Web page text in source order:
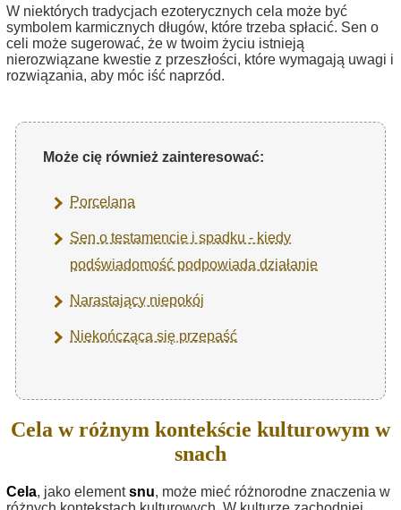
W niektórych tradycjach ezoterycznych cela może być
symbolem karmicznych długów, które trzeba spłacić. Sen o
celi może sugerować, że w twoim życiu istnieją
nierozwiązane kwestie z przeszłości, które wymagają uwagi i
rozwiązania, aby móc iść naprzód.
Może cię również zainteresować:
Porcelana
Sen o testamencie i spadku - kiedy
podświadomość podpowiada działanie
Narastający niepokój
Niekończąca się przepaść
Cela w różnym kontekście kulturowym w
snach
Cela, jako elementsnu, może mieć różnorodne znaczenia w